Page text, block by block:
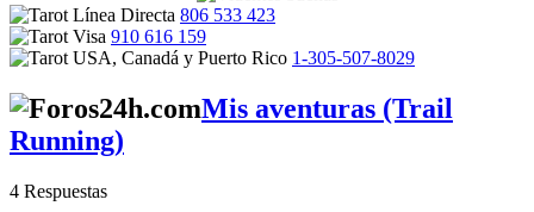
806 533 423
910 616 159
1-305-507-8029
Mis aventuras (Trail
Running)
4 Respuestas